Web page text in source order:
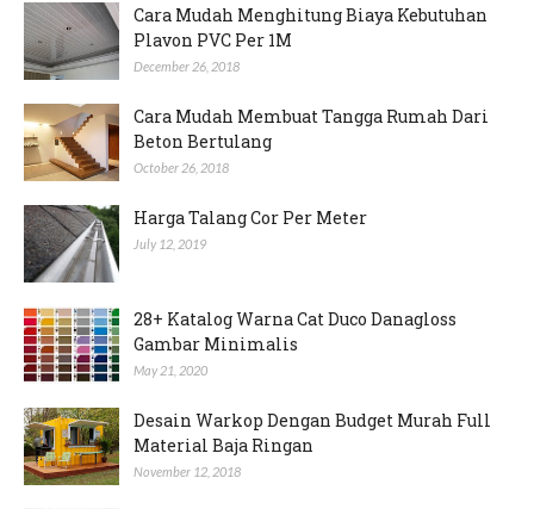
Cara Mudah Menghitung Biaya Kebutuhan
Plavon PVC Per 1M
December 26, 2018
Cara Mudah Membuat Tangga Rumah Dari
Beton Bertulang
October 26, 2018
Harga Talang Cor Per Meter
July 12, 2019
28+ Katalog Warna Cat Duco Danagloss
Gambar Minimalis
May 21, 2020
Desain Warkop Dengan Budget Murah Full
Material Baja Ringan
November 12, 2018